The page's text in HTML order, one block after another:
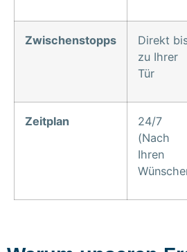
Zwischenstopps
Direkt
zu Ihrer
Tür
Zeitplan
24/7
(Nach
Ihren